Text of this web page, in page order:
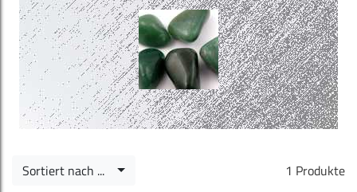
1 Produkte
Sortiert nach ...